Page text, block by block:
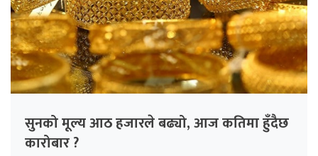
सुनको मूल्य आठ हजारले बढ्यो, आज कतिमा हुँदैछ
कारोबार ?